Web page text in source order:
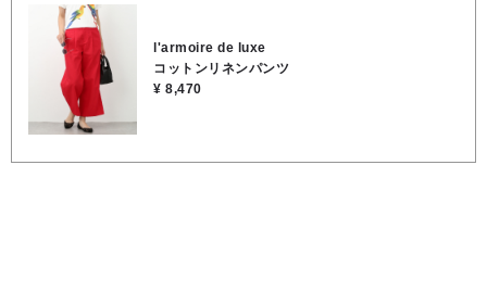
日スタイルに。合わせる靴を選ばない絶妙なアンクル〜フルレングス
丈もポイントです。 ⚫️レッド 【情熱的、アクティブ、エネルギッシ
ュ】 ・目を引く鮮やかな赤は、穿くだけで気分を上げてくれます。 麻
混素材なので発色が強すぎず、どこか柔らかな風合いがあるのが魅力
です。 ★ウエスト 64cm ★股上 33cm ★股下 63cm ★裾幅 27cm ★
渡り幅 34cm ★ヒップ 98cm ●裏地/インナー なし ●ウエスト 後ろゴ
ム ●ポケット あり ●手洗い可能 ●麻52％, 綿48％
l'armoire de luxe
コットンリネンパンツ
¥ 8,470